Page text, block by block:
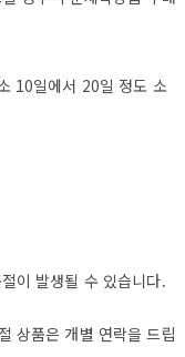
10일에서 20일 정도 소
이 발생될 수 있습니다.
상품은 개별 연락을 드립